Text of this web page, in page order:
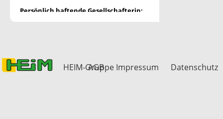
Persönlich haftende Gesellschafterin:
Eintragung im Handelsregister
Registergericht: Amtsgericht Dresden
HEIM-Gruppe
AGB Impressum Datenschutz